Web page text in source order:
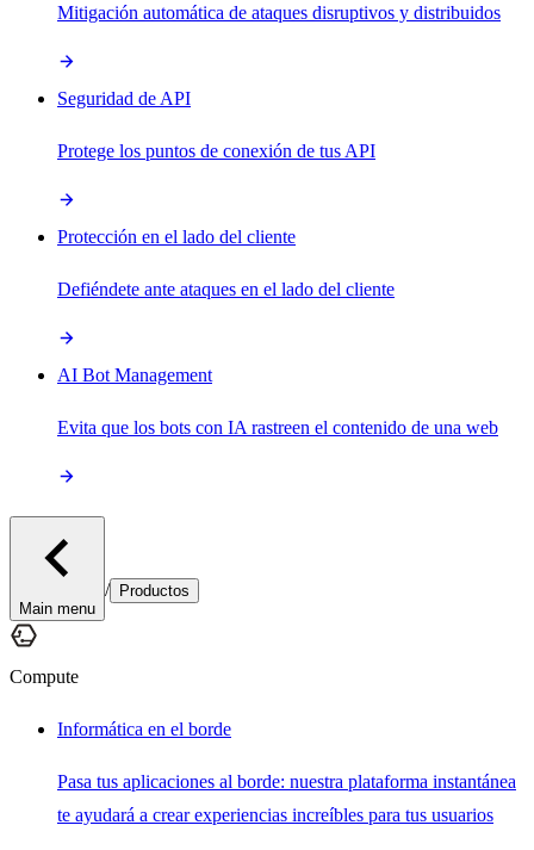
Mitigación automática de ataques disruptivos y distribuidos
Seguridad de API
Protege los puntos de conexión de tus API
Protección en el lado del cliente
Defiéndete ante ataques en el lado del cliente
AI Bot Management
Evita que los bots con IA rastreen el contenido de una web
Main menu
/ Productos
Compute
Informática en el borde
Pasa tus aplicaciones al borde: nuestra plataforma instantánea
te ayudará a crear experiencias increíbles para tus usuarios